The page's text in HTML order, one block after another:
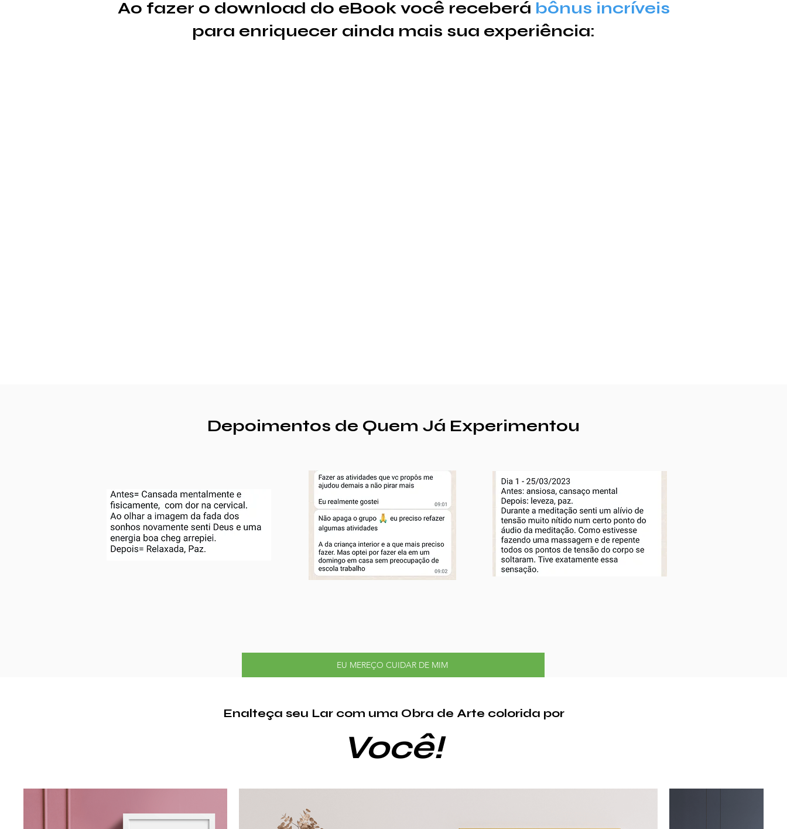
Ao fazer o download do eBook você receberá bônus incríveis
para enriquecer ainda mais sua experiência:
Depoimentos de Quem Já Experimentou
EU MEREÇO CUIDAR DE MIM
Enalteça seu Lar com uma Obra de Arte colorida por
Você!